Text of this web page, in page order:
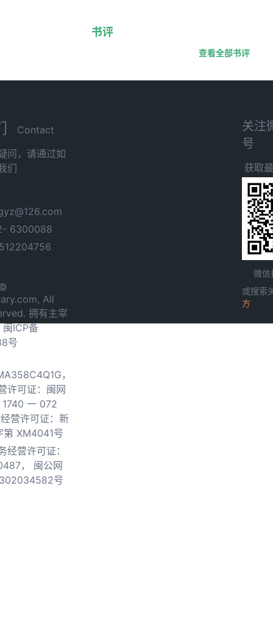
书评
查看全部书评
Contact
问，请通过如
们
6300088
All
拥有主宰
闽ICP备
号
，
许可证：闽网
一 072
营许可证：新
第 XM4041号
经营许可证：
，
闽公网
号
关注
号
获取
微信
或搜索
方